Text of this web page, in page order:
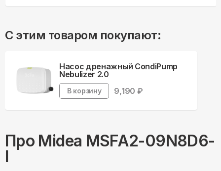
С этим товаром покупают:
Насос дренажный CondiPump
Nebulizer 2.0
В корзину 9,190 ₽
Про Midea MSFA2-09N8D6-
I